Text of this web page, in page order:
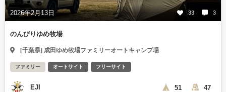
2026年2月13日 33 3
のんびりゆめ牧場
[千葉県] 成田ゆめ牧場ファミリーオートキャンプ場
ファミリー オートサイト フリーサイト
EJI 51 47